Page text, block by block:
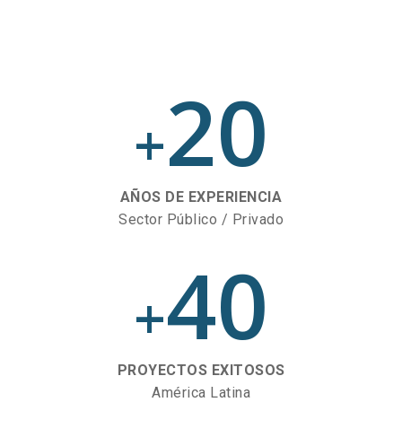
+20
AÑOS DE EXPERIENCIA
Sector Público / Privado
+40
PROYECTOS EXITOSOS
América Latina